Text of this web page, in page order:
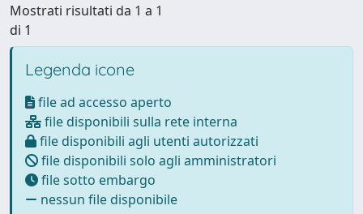
Mostrati risultati da 1 a 1
di 1
Legenda icone
file ad accesso aperto
file disponibili sulla rete interna
file disponibili agli utenti autorizzati
file disponibili solo agli amministratori
file sotto embargo
nessun file disponibile